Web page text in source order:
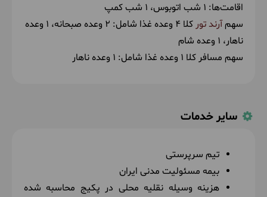
اقامت‌ها: 1 شب اتوبوس
1 شب کمپ
سهمآرند تور کلا 4 وعده غذا شامل: 2 وعده صبحانه
1 وعده
ناهار 1 وعده شام
سهم مسافر کلا 1 وعده غذا شامل:
1 وعده ناهار
سایر خدمات
تیم سرپرستی
بیمه مسئولیت مدنی ایران
هزینه وسیله نقلیه محلی در پکیج محاسبه شده